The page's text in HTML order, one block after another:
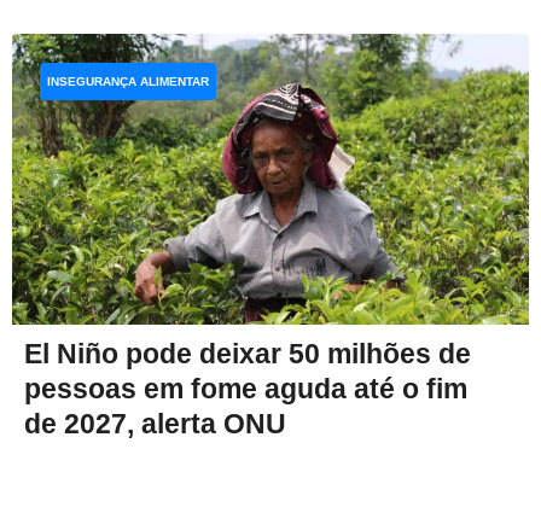
El Niño pode deixar 50 milhões de
pessoas em fome aguda até o fim
de 2027, alerta ONU
INSEGURANÇA ALIMENTAR